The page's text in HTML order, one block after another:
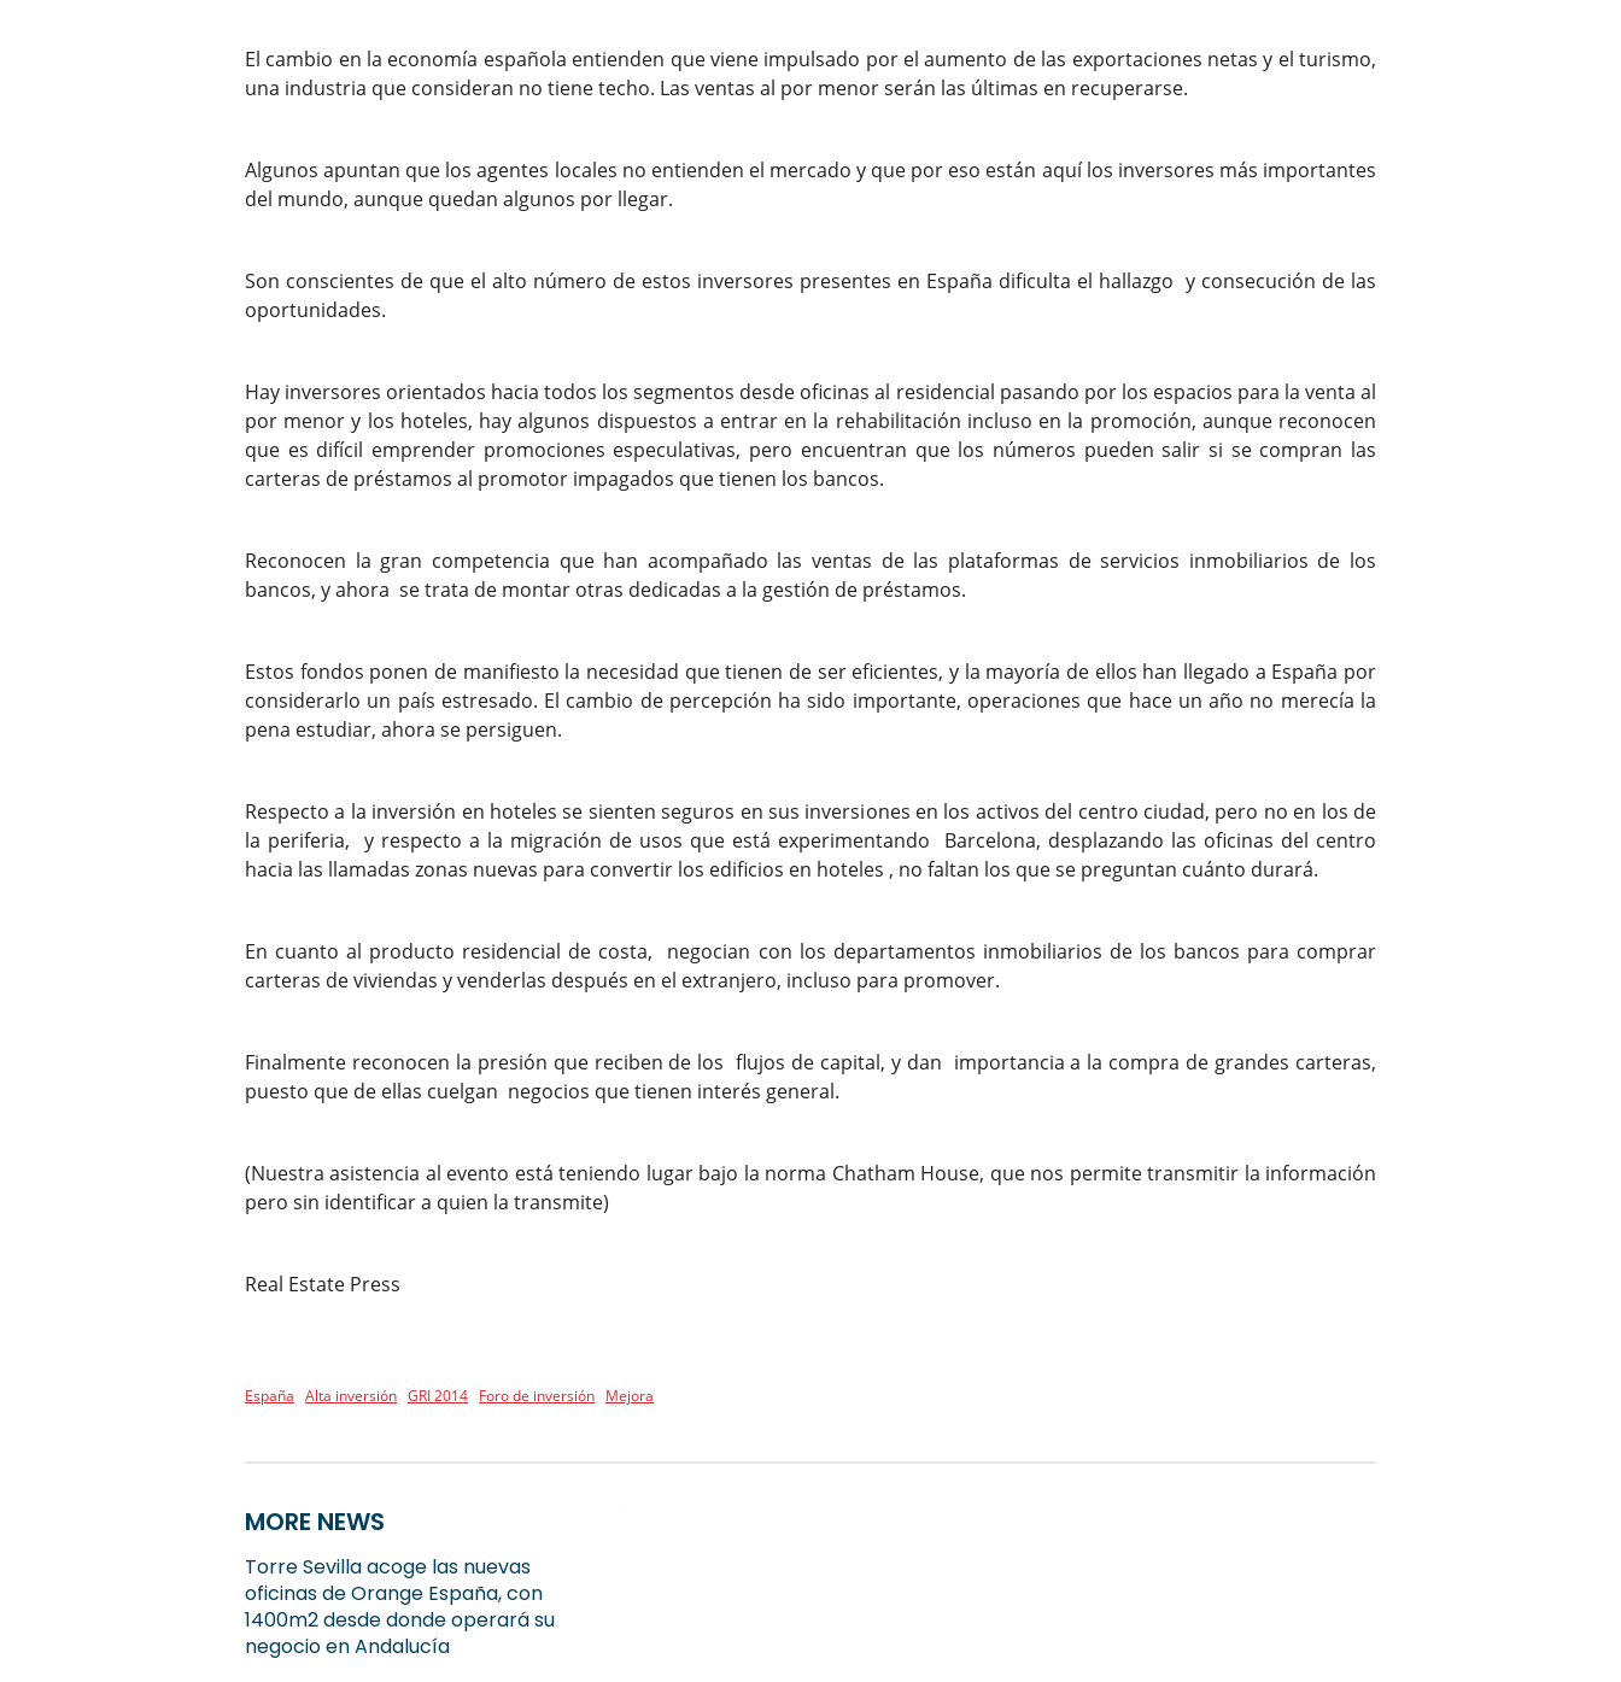
El cambio en la economía española entienden que viene impulsado por el aumento de las exportaciones netas y el turismo,
una industria que consideran no tiene techo. Las ventas al por menor serán las últimas en recuperarse.
Algunos apuntan que los agentes locales no entienden el mercado y que por eso están aquí los inversores más importantes
del mundo, aunque quedan algunos por llegar.
Son conscientes de que el alto número de estos inversores presentes en España dificulta el hallazgo y consecución de las
oportunidades.
Hay inversores orientados hacia todos los segmentos desde oficinas al residencial pasando por los espacios para la venta al
por menor y los hoteles, hay algunos dispuestos a entrar en la rehabilitación incluso en la promoción, aunque reconocen
que es difícil emprender promociones especulativas, pero encuentran que los números pueden salir si se compran las
carteras de préstamos al promotor impagados que tienen los bancos.
Reconocen la gran competencia que han acompañado las ventas de las plataformas de servicios inmobiliarios de los
bancos, y ahora se trata de montar otras dedicadas a la gestión de préstamos.
Estos fondos ponen de manifiesto la necesidad que tienen de ser eficientes, y la mayoría de ellos han llegado a España por
considerarlo un país estresado. El cambio de percepción ha sido importante, operaciones que hace un año no merecía la
pena estudiar, ahora se persiguen.
Respecto a la inversión en hoteles se sienten seguros en sus inversiones en los activos del centro ciudad, pero no en los de
la periferia, y respecto a la migración de usos que está experimentando Barcelona, desplazando las oficinas del centro
hacia las llamadas zonas nuevas para convertir los edificios en hoteles , no faltan los que se preguntan cuánto durará.
En cuanto al producto residencial de costa, negocian con los departamentos inmobiliarios de los bancos para comprar
carteras de viviendas y venderlas después en el extranjero, incluso para promover.
Finalmente reconocen la presión que reciben de los flujos de capital, y dan importancia a la compra de grandes carteras,
puesto que de ellas cuelgan negocios que tienen interés general.
(Nuestra asistencia al evento está teniendo lugar bajo la norma Chatham House, que nos permite transmitir la información
pero sin identificar a quien la transmite)
Real Estate Press
España Alta inversión GRI 2014 Foro de inversión Mejora
MORE NEWS
Torre Sevilla acoge las nuevas
oficinas de Orange España, con
1400m2 desde donde operará su
negocio en Andalucía